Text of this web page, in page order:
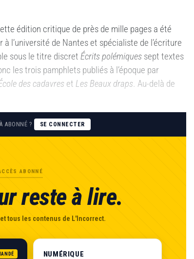
édition critique de près de mille pages a été
l’université de Nantes et spécialiste de l’écriture
sous le titre discret Écrits polémiques sept textes
les trois pamphlets publiés à l’époque par
des cadavres et Les Beaux draps. Au-delà de
ABONNÉ ? SE CONNECTER
ABONNÉ
reste à lire.
tous les contenus de L'Incorrect.
NUMÉRIQUE